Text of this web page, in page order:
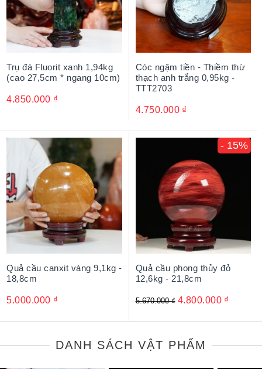
Trụ đá Fluorit xanh 1,94kg
(cao 27,5cm * ngang 10cm)
4.850.000 ₫
Cóc ngậm tiền - Thiềm thừ
thạch anh trắng 0,95kg -
TTT2703
4.750.000 ₫
Quả cầu canxit vàng 9,1kg -
18,8cm
5.000.000 ₫
- 15%
Quả cầu phong thủy đỏ
12,6kg - 21,8cm
5.670.000 ₫ 4.800.000 ₫
DANH SÁCH VẬT PHẨM